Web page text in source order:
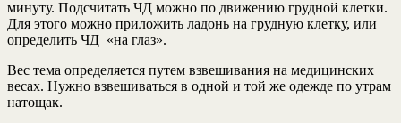
минуту. Подсчитать ЧД можно по движению грудной клетки.
Для этого можно приложить ладонь на грудную клетку, или
определить ЧД «на глаз».
Вес тема определяется путем взвешивания на медицинских
весах. Нужно взвешиваться в одной и той же одежде по утрам
натощак.